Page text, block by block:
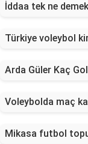
İddaa tek ne
Türkiye voleybol
Arda Güler Kaç Gol
Voleybolda maç
Mikasa futbol